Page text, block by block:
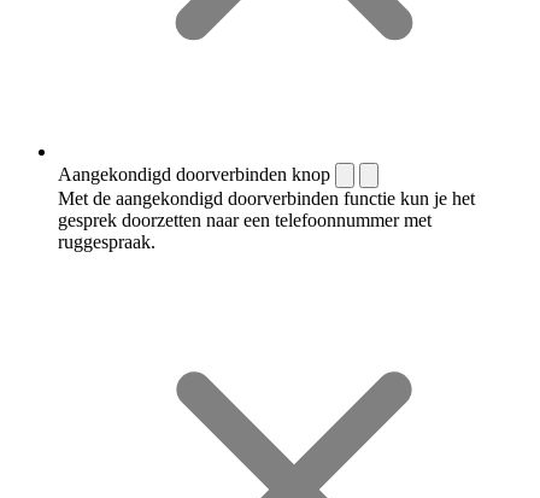
Aangekondigd doorverbinden knop
Met de aangekondigd doorverbinden functie kun je het
gesprek doorzetten naar een telefoonnummer met
ruggespraak.